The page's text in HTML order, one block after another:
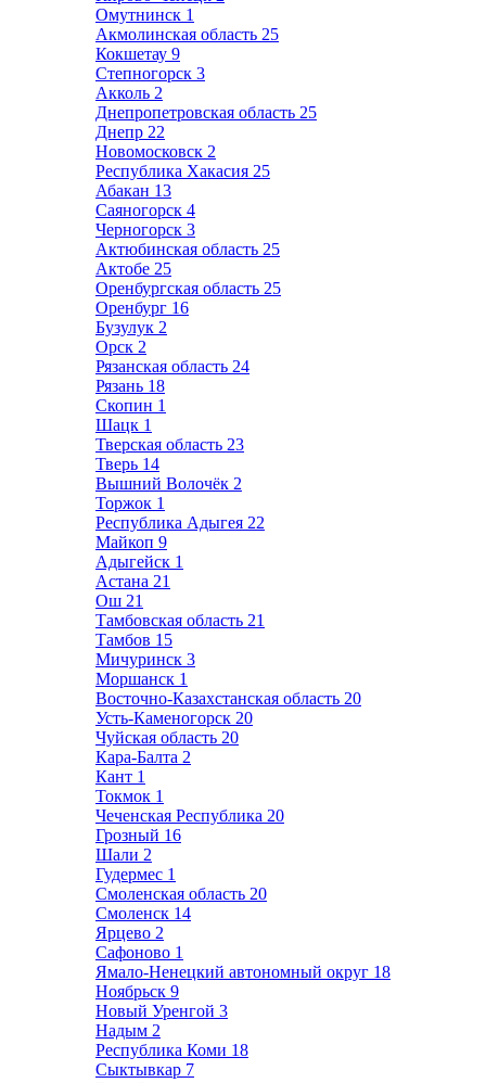
Омутнинск 1
Акмолинская область 25
Кокшетау 9
Степногорск 3
Акколь 2
Днепропетровская область 25
Днепр 22
Новомосковск 2
Республика Хакасия 25
Абакан 13
Саяногорск 4
Черногорск 3
Актюбинская область 25
Актобе 25
Оренбургская область 25
Оренбург 16
Бузулук 2
Орск 2
Рязанская область 24
Рязань 18
Скопин 1
Шацк 1
Тверская область 23
Тверь 14
Вышний Волочёк 2
Торжок 1
Республика Адыгея 22
Майкоп 9
Адыгейск 1
Астана 21
Ош 21
Тамбовская область 21
Тамбов 15
Мичуринск 3
Моршанск 1
Восточно-Казахстанская область 20
Усть-Каменогорск 20
Чуйская область 20
Кара-Балта 2
Кант 1
Токмок 1
Чеченская Республика 20
Грозный 16
Шали 2
Гудермес 1
Смоленская область 20
Смоленск 14
Ярцево 2
Сафоново 1
Ямало-Ненецкий автономный округ 18
Ноябрьск 9
Новый Уренгой 3
Надым 2
Республика Коми 18
Сыктывкар 7